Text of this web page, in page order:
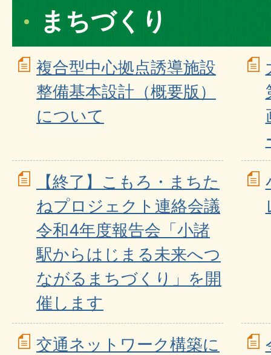
まちづくり
複合型中心拠点誘導施設
整備基本設計（概要版）
について
【終了】こもろ・まちた
ねプロジェクト連絡会議
令和4年度報告会「小諸
駅からはじまる未来へつ
ながるまちづくり」を開
催します
交通ネットワーク構築に